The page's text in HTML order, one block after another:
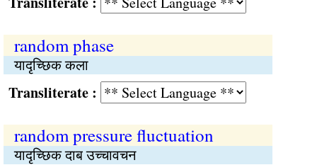
random phase
यादृच्छिक कला
:
random pressure fluctuation
यादृच्छिक दाब उच्चावचन